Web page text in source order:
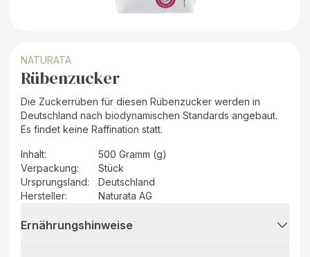
NATURATA
Rübenzucker
Die Zuckerrüben für diesen Rübenzucker werden in
Deutschland nach biodynamischen Standards angebaut.
Es findet keine Raffination statt.
Inhalt:
500 Gramm (g)
Verpackung:
Stück
Ursprungsland:
Deutschland
Hersteller: Naturata AG
Ernährungshinweise